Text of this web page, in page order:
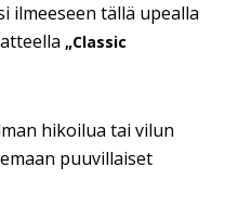
ilmeeseen tällä upealla
„Classic
hikoilua tai vilun
puuvillaiset